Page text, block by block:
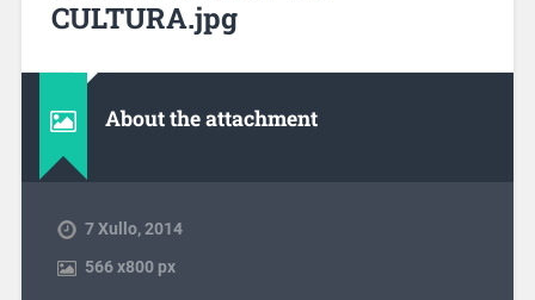
CULTURA.jpg
About the attachment
7 Xullo, 2014
566x800 px